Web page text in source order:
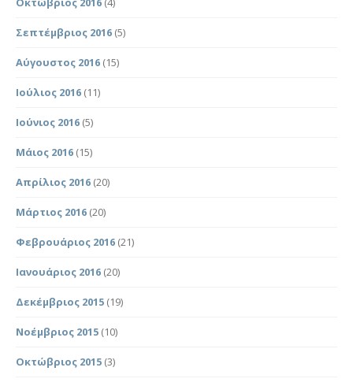
Σεπτέμβριος 2016 (5)
Αύγουστος 2016 (15)
Ιούλιος 2016 (11)
Ιούνιος 2016 (5)
Μάιος 2016 (15)
Απρίλιος 2016 (20)
Μάρτιος 2016 (20)
Φεβρουάριος 2016 (21)
Ιανουάριος 2016 (20)
Δεκέμβριος 2015 (19)
Νοέμβριος 2015 (10)
Οκτώβριος 2015 (3)